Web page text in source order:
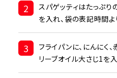
2
スパゲッティはたっぷ
を入れ、袋の表記時間よ
3
フライパンに、にんにく
リーブオイル大さじ1を